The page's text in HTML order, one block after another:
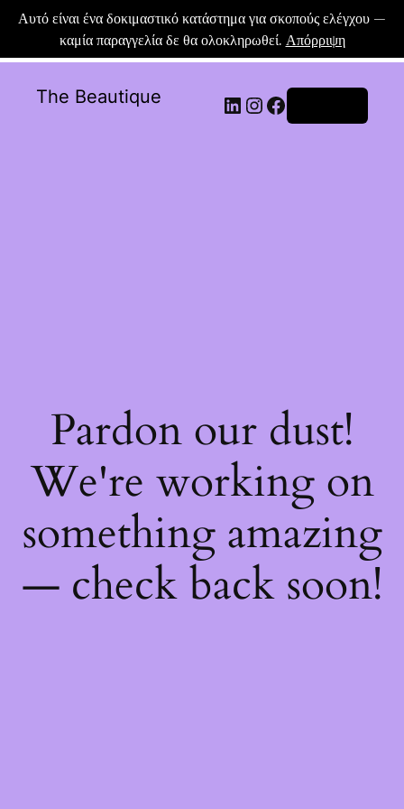
Αυτό είναι ένα δοκιμαστικό κατάστημα για σκοπούς ελέγχου —
καμία παραγγελία δε θα ολοκληρωθεί. Απόρριψη
The Beautique
Pardon our dust!
We're working on
something amazing
— check back soon!